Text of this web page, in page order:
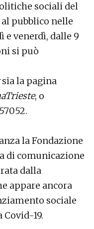
sociali del
pubblico nelle
e venerdì, dalle 9
si può
sia la pagina
, o
la Fondazione
di comunicazione
dalla
appare ancora
sociale
19.